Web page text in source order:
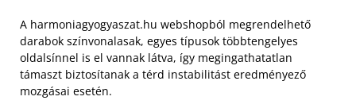
A harmoniagyogyaszat.hu webshopból megrendelhető
darabok színvonalasak, egyes típusok többtengelyes
oldalsínnel is el vannak látva, így megingathatatlan
támaszt biztosítanak a térd instabilitást eredményező
mozgásai esetén.